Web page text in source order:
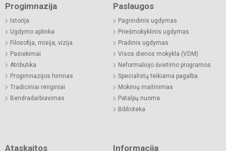
Progimnazija
Istorija
Ugdymo aplinka
Filosofija, misija, vizija
Pasiekimai
Atributika
Progimnazijos himnas
Tradiciniai renginiai
Bendradarbiavimas
Paslaugos
Pagrindinis ugdymas
Priešmokyklinis ugdymas
Pradinis ugdymas
Visos dienos mokykla (VDM)
Neformaliojo švietimo programos
Specialistų teikiama pagalba
Mokinių maitinimas
Patalpų nuoma
Biblioteka
Ataskaitos Informacija